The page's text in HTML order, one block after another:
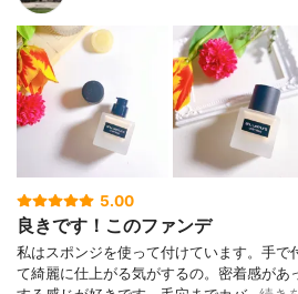
5.00
良きです！このファンデ
私はスポンジを使って付けています。手で
て綺麗に仕上がる気がするの。密着感があ